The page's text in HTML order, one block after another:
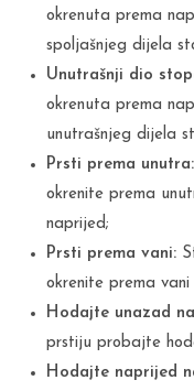
okrenuta prema
spoljašnjeg dijela
Unutrašnji dio
okrenuta prema
unutrašnjeg dijela
Prsti prema unutra:
okrenite prema
naprijed;
Prsti prema vani:
okrenite prema
Hodajte unazad
prstiju probajte
Hodajte naprijed